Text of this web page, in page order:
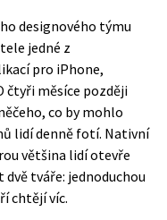
designového týmu
jedné z
pro iPhone,
čtyři měsíce později
co by mohlo
lidí denně fotí. Nativní
většina lidí otevře
tváře: jednoduchou
chtějí víc.